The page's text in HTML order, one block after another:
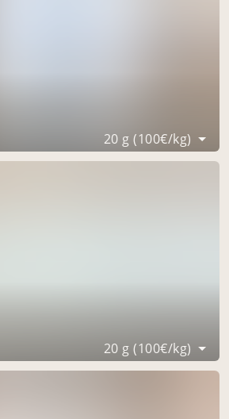
20 g (100€/kg)
20 g (100€/kg)